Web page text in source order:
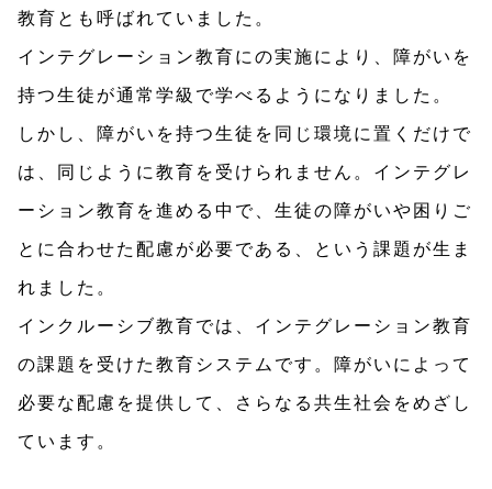
教育とも呼ばれていました。
インテグレーション教育にの実施により、障がいを
持つ生徒が通常学級で学べるようになりました。
しかし、障がいを持つ生徒を同じ環境に置くだけで
は、同じように教育を受けられません。インテグレ
ーション教育を進める中で、生徒の障がいや困りご
とに合わせた配慮が必要である、という課題が生ま
れました。
インクルーシブ教育では、インテグレーション教育
の課題を受けた教育システムです。障がいによって
必要な配慮を提供して、さらなる共生社会をめざし
ています。